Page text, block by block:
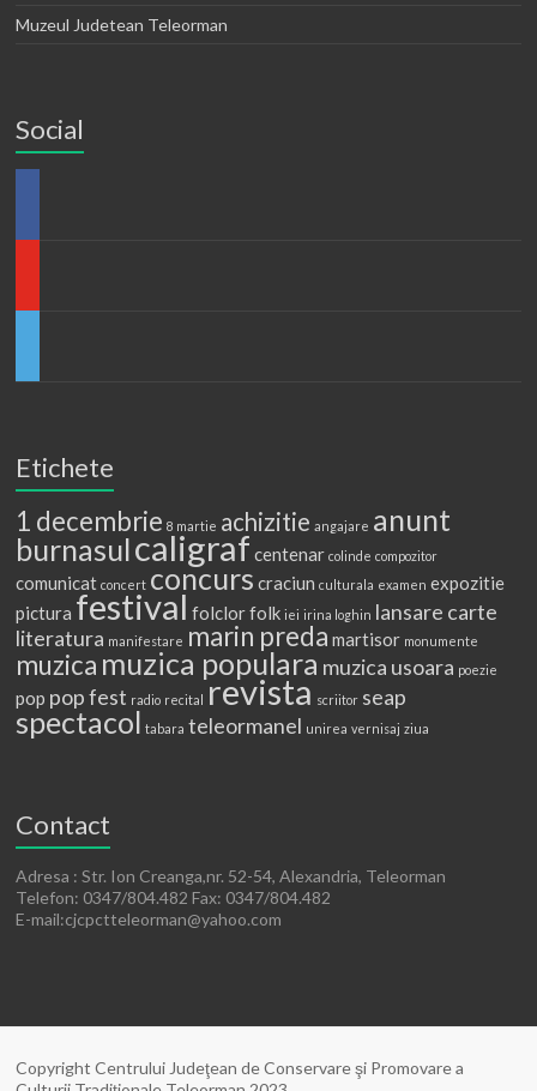
Muzeul Judetean Teleorman
Social
Etichete
1 decembrie 8 martie achizitie angajare anunt
burnasulcaligraf centenar colinde compozitor
comunicat concert concurs craciun culturala examen expozitie
pictura festival folclorfolk iei irina loghin lansare carte
literatura manifestare marin preda martisor monumente
muzica muzica populara muzica usoara poezie
pop pop fest radio recital revista scriitor seap
spectacol tabara teleormanel unirea vernisaj ziua
Contact
Adresa : Str. Ion Creanga,nr. 52-54, Alexandria, Teleorman
Telefon: 0347/804.482 Fax: 0347/804.482
E-mail:cjcpctteleorman@yahoo.com
Copyright Centrului Judeţean de Conservare şi Promovare a